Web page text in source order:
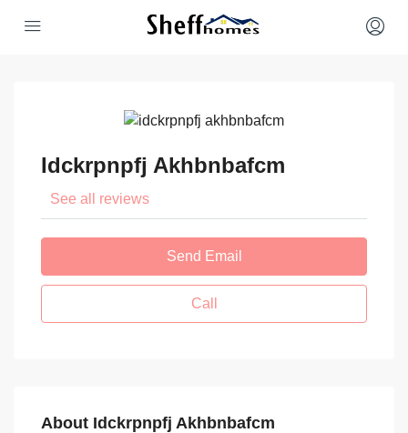
Idckrpnpfj Akhbnbafcm
See all reviews
Send Email
Call
About Idckrpnpfj Akhbnbafcm